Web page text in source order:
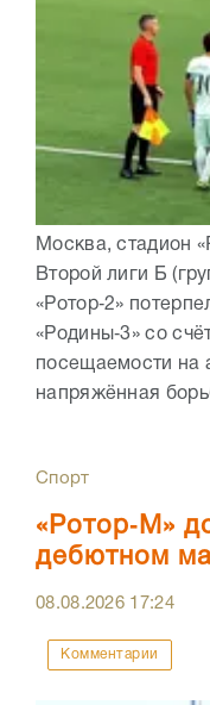
Москва, стадион
Второй лиги Б
«Ротор‑2»
«Родины‑3» со
посещаемости на
напряжённая
Спорт
«Ротор‑М»
дебютном
08.08.2026 17:24
Комментарии